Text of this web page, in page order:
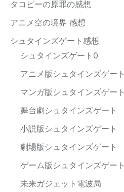
タコピーの原罪の感想
アニメ空の境界 感想
シュタインズゲート感想
シュタインズゲート0
アニメ版シュタインズゲート
マンガ版シュタインズゲート
舞台劇シュタインズゲート
小説版シュタインズゲート
劇場版シュタインズゲート
ゲーム版シュタインズゲート
未来ガジェット電波局